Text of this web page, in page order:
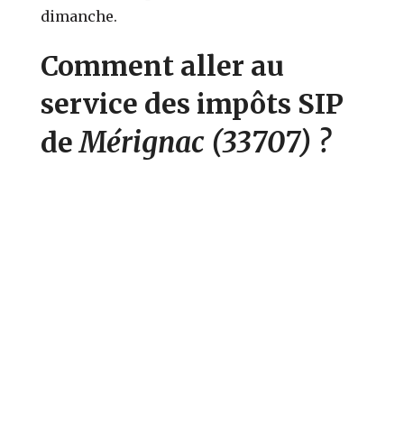
dimanche.
Comment aller au
service des impôts SIP
deMérignac (33707) ?